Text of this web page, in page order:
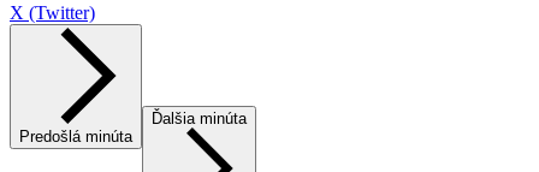
X (Twitter)
Predošlá minúta
Ďalšia minúta